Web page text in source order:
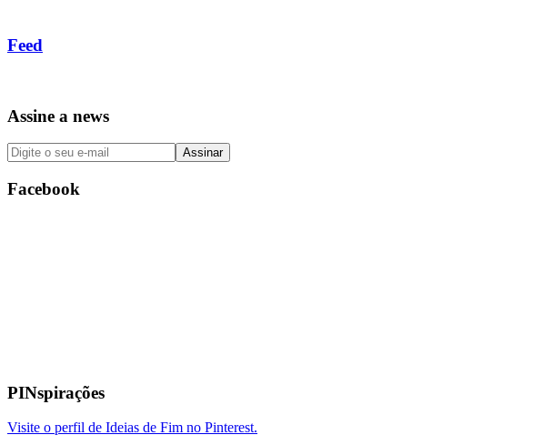
Feed
Assine a news
Facebook
PINspirações
Visite o perfil de Ideias de Fim no Pinterest.